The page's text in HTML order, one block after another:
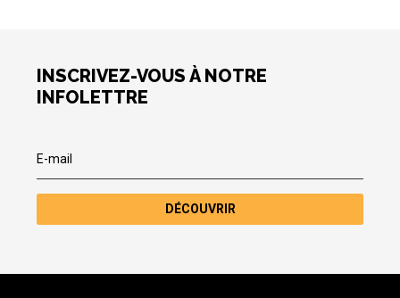
INSCRIVEZ-VOUS À NOTRE
INFOLETTRE
DÉCOUVRIR